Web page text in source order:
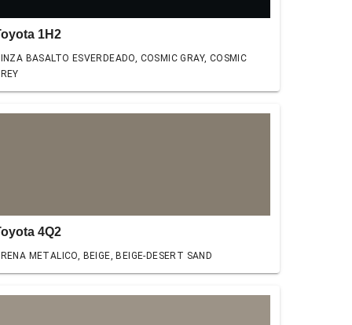
1H2
BASALTO ESVERDEADO, COSMIC GRAY, COSMIC
4Q2
METALICO, BEIGE, BEIGE-DESERT SAND